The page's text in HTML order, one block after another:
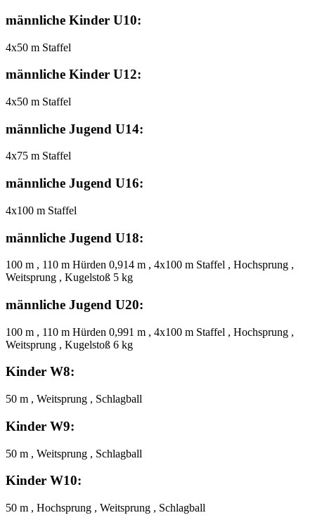
männliche Kinder U10:
4x50 m Staffel
männliche Kinder U12:
4x50 m Staffel
männliche Jugend U14:
4x75 m Staffel
männliche Jugend U16:
4x100 m Staffel
männliche Jugend U18:
100 m , 110 m Hürden 0,914 m , 4x100 m Staffel , Hochsprung ,
Weitsprung , Kugelstoß 5 kg
männliche Jugend U20:
100 m , 110 m Hürden 0,991 m , 4x100 m Staffel , Hochsprung ,
Weitsprung , Kugelstoß 6 kg
Kinder W8:
50 m , Weitsprung , Schlagball
Kinder W9:
50 m , Weitsprung , Schlagball
Kinder W10:
50 m , Hochsprung , Weitsprung , Schlagball